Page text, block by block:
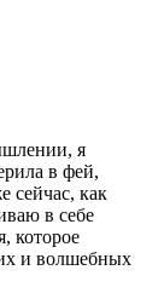
я
в фей,
сейчас, как
в себе
которое
и волшебных